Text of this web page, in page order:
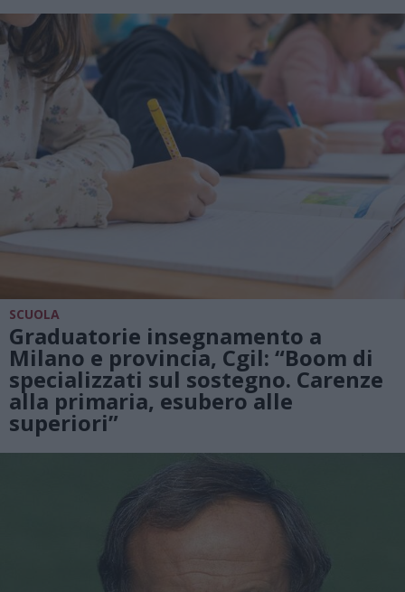
SCUOLA
Graduatorie insegnamento a
Milano e provincia, Cgil: “Boom di
specializzati sul sostegno. Carenze
alla primaria, esubero alle
superiori”